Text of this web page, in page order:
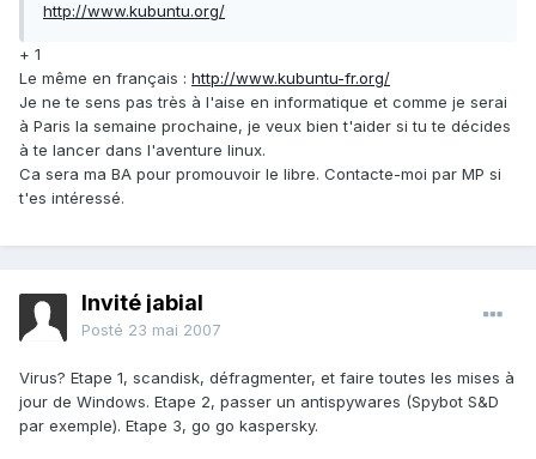
http://www.kubuntu.org/
+ 1
Le même en français : http://www.kubuntu-fr.org/
Je ne te sens pas très à l'aise en informatique et comme je serai
à Paris la semaine prochaine, je veux bien t'aider si tu te décides
à te lancer dans l'aventure linux.
Ca sera ma BA pour promouvoir le libre. Contacte-moi par MP si
t'es intéressé.
Invité jabial
Posté 23 mai 2007
Virus? Etape 1, scandisk, défragmenter, et faire toutes les mises à
jour de Windows. Etape 2, passer un antispywares (Spybot S&D
par exemple). Etape 3, go go kaspersky.